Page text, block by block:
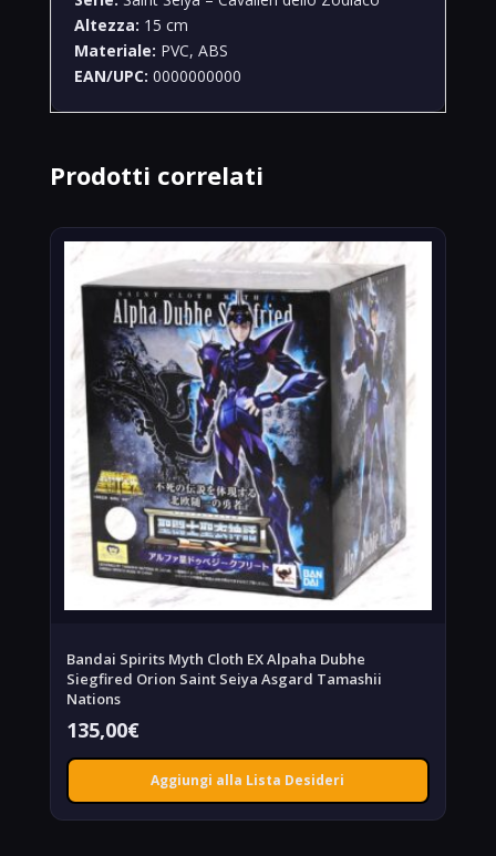
Altezza: 15 cm
Materiale: PVC, ABS
EAN/UPC: 0000000000
Prodotti correlati
Bandai Spirits Myth Cloth EX Alpaha Dubhe
Siegfired Orion Saint Seiya Asgard Tamashii
Nations
135,00€
Aggiungi alla Lista Desideri